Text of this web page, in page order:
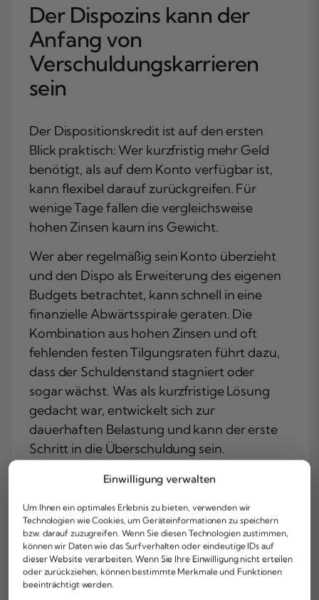
Einwilligung verwalten
Um Ihnen ein optimales Erlebnis zu bieten, verwenden wir
Technologien wie Cookies, um Geräteinformationen zu speichern
bzw. darauf zuzugreifen. Wenn Sie diesen Technologien zustimmen,
können wir Daten wie das Surfverhalten oder eindeutige IDs auf
dieser Website verarbeiten. Wenn Sie Ihre Einwilligung nicht erteilen
oder zurückziehen, können bestimmte Merkmale und Funktionen
beeinträchtigt werden.
Der Dispozins kann der
Anfang von
Verschuldungskarrieren
sein
Der Dispositionskredit ist auf den ersten
Blick praktisch: Wer kurzfristig mehr Geld
benötigt, als auf dem Konto verfügbar ist,
kann flexibel darauf zurückgreifen. Für
wenige Tage fallen die vergleichsweise
hohen Zinsen kaum ins Gewicht.
Wer aber regelmäßig sein Konto überzieht
und den Dispo als Erweiterung des eigenen
Budgets betrachtet, kann schnell in eine
finanzielle Abwärtsspirale geraten. Die
Kombination aus hohen Zinsen und oft
fehlenden festen Tilgungsraten führt dazu,
dass der Schuldenstand stagniert oder
sogar wächst. Was als kurzfristige Lösung
gedacht war, entwickelt sich zur
dauerhaften Belastung und kann der erste
Schritt in die Überschuldung sein.
DieSchuldnerberatungempfiehlt:
Wer länger als drei Monate
durchgehend im Dispo ist, sollte
dringend über eine Umschuldung